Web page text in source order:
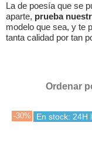
La de poesía que se
aparte, prueba
modelo que sea, y te
tanta calidad por tan
Ordenar
-30% En stock: 24H